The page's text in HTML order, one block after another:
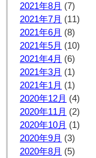
2021年8月 (7)
2021年7月 (11)
2021年6月 (8)
2021年5月 (10)
2021年4月 (6)
2021年3月 (1)
2021年1月 (1)
2020年12月 (4)
2020年11月 (2)
2020年10月 (1)
2020年9月 (3)
2020年8月 (5)